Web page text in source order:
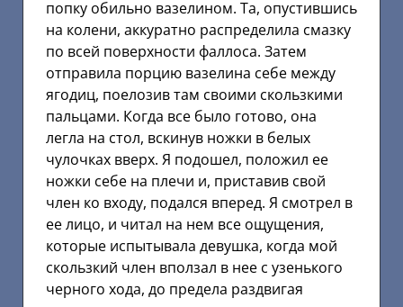
попку обильно вазелином. Та, опустившись
на колени, аккуратно распределила смазку
по всей поверхности фаллоса. Затем
отправила порцию вазелина себе между
ягодиц, поелозив там своими скользкими
пальцами. Когда все было готово, она
легла на стол, вскинув ножки в белых
чулочках вверх. Я подошел, положил ее
ножки себе на плечи и, приставив свой
член ко входу, подался вперед. Я смотрел в
ее лицо, и читал на нем все ощущения,
которые испытывала девушка, когда мой
скользкий член вползал в нее с узенького
черного хода, до предела раздвигая